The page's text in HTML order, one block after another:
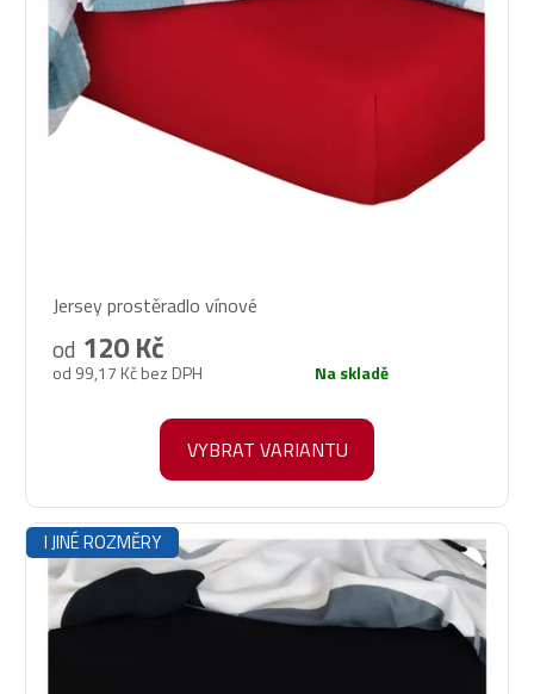
hodnocení
produktu
je
Jersey prostěradlo vínové
od 99,17 Kč bez DPH
od 120 Kč
Na skladě
VYBRAT VARIANTU
I JINÉ ROZMĚRY